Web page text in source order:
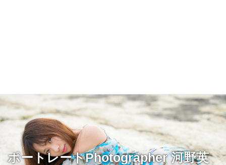
ポートレートPhotographer 河野英